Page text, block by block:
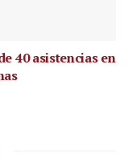
40 asistencias en